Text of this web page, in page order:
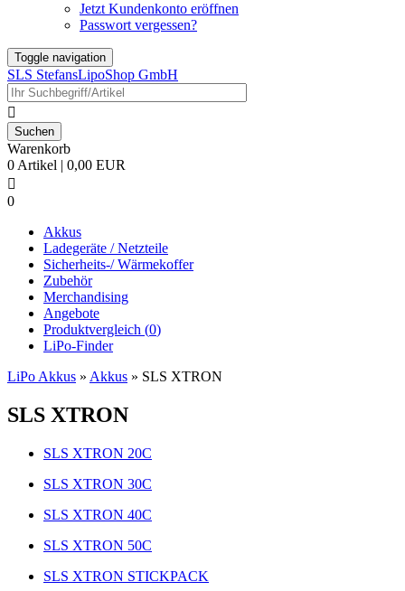
Jetzt Kundenkonto eröffnen
Passwort vergessen?
Toggle navigation
SLS StefansLipoShop GmbH

Warenkorb
0 Artikel | 0,00 EUR

0
Akkus
Ladegeräte / Netzteile
Sicherheits-/ Wärmekoffer
Zubehör
Merchandising
Angebote
Produktvergleich (0)
LiPo-Finder
LiPo Akkus » Akkus » SLS XTRON
SLS XTRON
SLS XTRON 20C
SLS XTRON 30C
SLS XTRON 40C
SLS XTRON 50C
SLS XTRON STICKPACK